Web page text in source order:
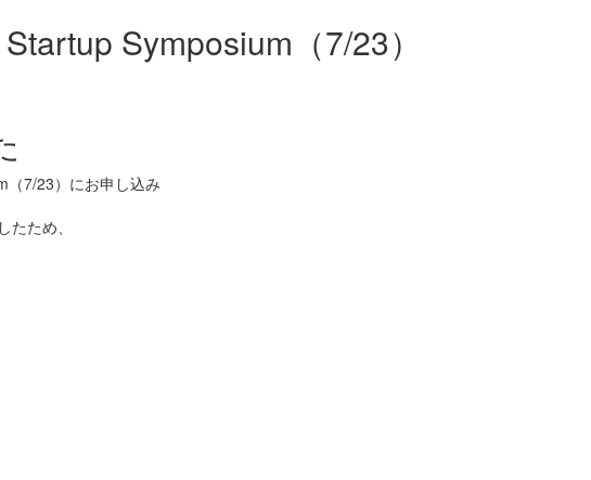
Symposium（7/23）
7/23）にお申し込み
ため、